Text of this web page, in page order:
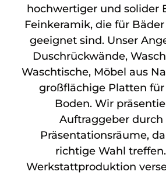
hochwertiger und solider
Feinkeramik, die für
geeignet sind. Unser
Duschrückwände,
Waschtische, Möbel aus
großflächige Platten
Boden. Wir
Auftraggeber durch
Präsentationsräume,
richtige Wahl
Werkstattproduktion